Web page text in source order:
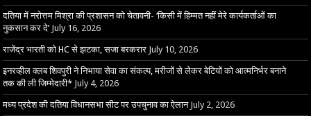
दतिया में नरोत्तम मिश्रा की प्रशासन को चेतावनी- ‘किसी में हिम्मत नहीं मेरे कार्यकर्ताओं का
नुकसान कर दे’ July 16, 2026
राजेंद्र भारती को HC से झटका, सजा बरकरार July 10, 2026
इनरव्हील क्लब शिवपुरी ने निभाया सेवा का संकल्प, मरीजों से लेकर बेटियों को आत्मनिर्भर बनाने
तक की ली जिम्मेदारी* July 4, 2026
मध्य प्रदेश की दतिया विधानसभा सीट पर उपचुनाव का ऐलान July 2, 2026